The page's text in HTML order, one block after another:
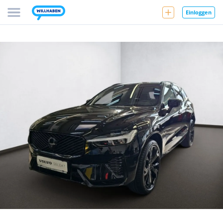
Einloggen